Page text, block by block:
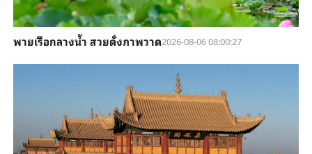
พายเรือกลางน้ำ สวยดั่งภาพวาด2026-08-06 08:00:27